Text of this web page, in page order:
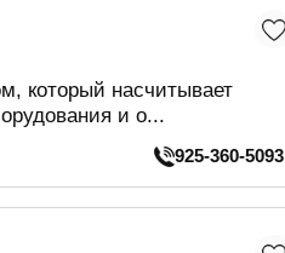
который насчитывает
и о...
925-360-5093